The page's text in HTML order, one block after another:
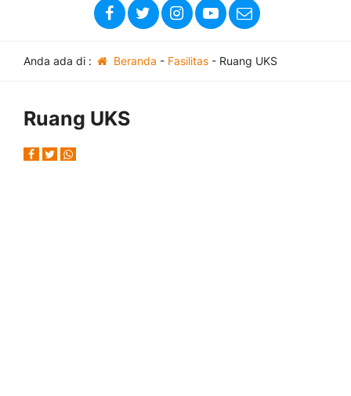
Anda ada di : Beranda - Fasilitas- Ruang UKS
Ruang UKS